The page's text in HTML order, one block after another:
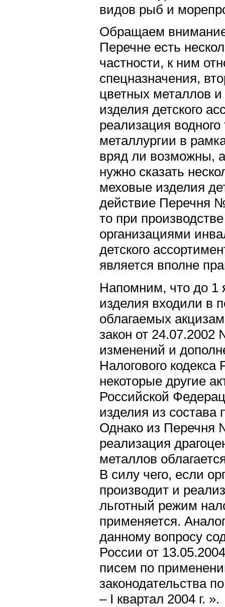
видов рыб и
Обращаем
Перечне есть
частности, к ним
спецназначения,
цветных металлов
изделия детского
реализация
металлургии в
вряд ли возможны,
нужно сказать
меховые изделия
действие Перечня
то при
организациями
детского
является вполне
Напомним, что до 1
изделия входили в
облагаемых
закон от
изменений и
Налогового
некоторые другие
Российской
изделия из состава
Однако из Перечня
реализация
металлов
В силу чего, если
производит и
льготный режим
применяется.
данному вопросу
России от
писем по
законодательства
– I квартал 2004 г. ».